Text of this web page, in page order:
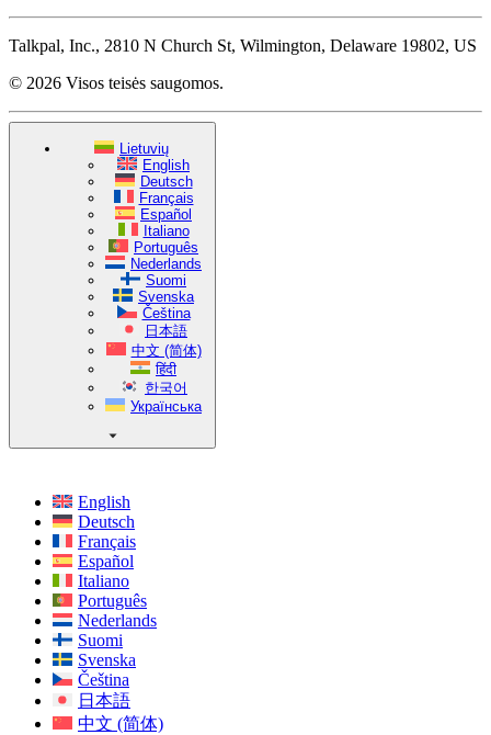
Talkpal, Inc., 2810 N Church St, Wilmington, Delaware 19802, US
© 2026 Visos teisės saugomos.
Lietuvių
English
Deutsch
Français
Español
Italiano
Português
Nederlands
Suomi
Svenska
Čeština
日本語
中文 (简体)
हिंदी
한국어
Українська
English
Deutsch
Français
Español
Italiano
Português
Nederlands
Suomi
Svenska
Čeština
日本語
中文 (简体)